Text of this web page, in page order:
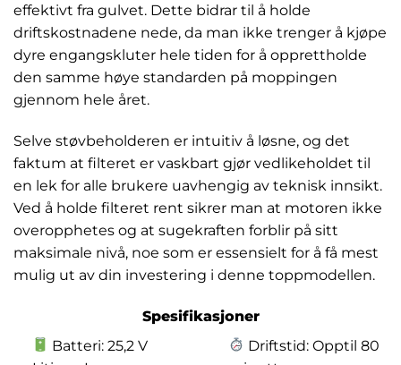
effektivt fra gulvet. Dette bidrar til å holde
driftskostnadene nede, da man ikke trenger å kjøpe
dyre engangskluter hele tiden for å opprettholde
den samme høye standarden på moppingen
gjennom hele året.
Selve støvbeholderen er intuitiv å løsne, og det
faktum at filteret er vaskbart gjør vedlikeholdet til
en lek for alle brukere uavhengig av teknisk innsikt.
Ved å holde filteret rent sikrer man at motoren ikke
overopphetes og at sugekraften forblir på sitt
maksimale nivå, noe som er essensielt for å få mest
mulig ut av din investering i denne toppmodellen.
Spesifikasjoner
Batteri: 25,2 V
Driftstid: Opptil 80